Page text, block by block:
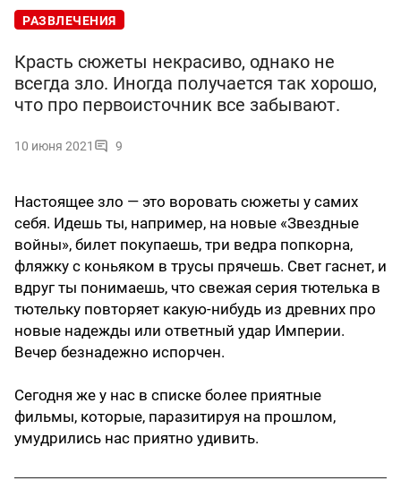
РАЗВЛЕЧЕНИЯ
Красть сюжеты некрасиво, однако не
всегда зло. Иногда получается так хорошо,
что про первоисточник все забывают.
10 июня 2021 9
Настоящее зло — это воровать сюжеты у самих
себя. Идешь ты, например, на новые «Звездные
войны», билет покупаешь, три ведра попкорна,
фляжку с коньяком в трусы прячешь. Свет гаснет, и
вдруг ты понимаешь, что свежая серия тютелька в
тютельку повторяет какую-нибудь из древних про
новые надежды или ответный удар Империи.
Вечер безнадежно испорчен.
Сегодня же у нас в списке более приятные
фильмы, которые, паразитируя на прошлом,
умудрились нас приятно удивить.